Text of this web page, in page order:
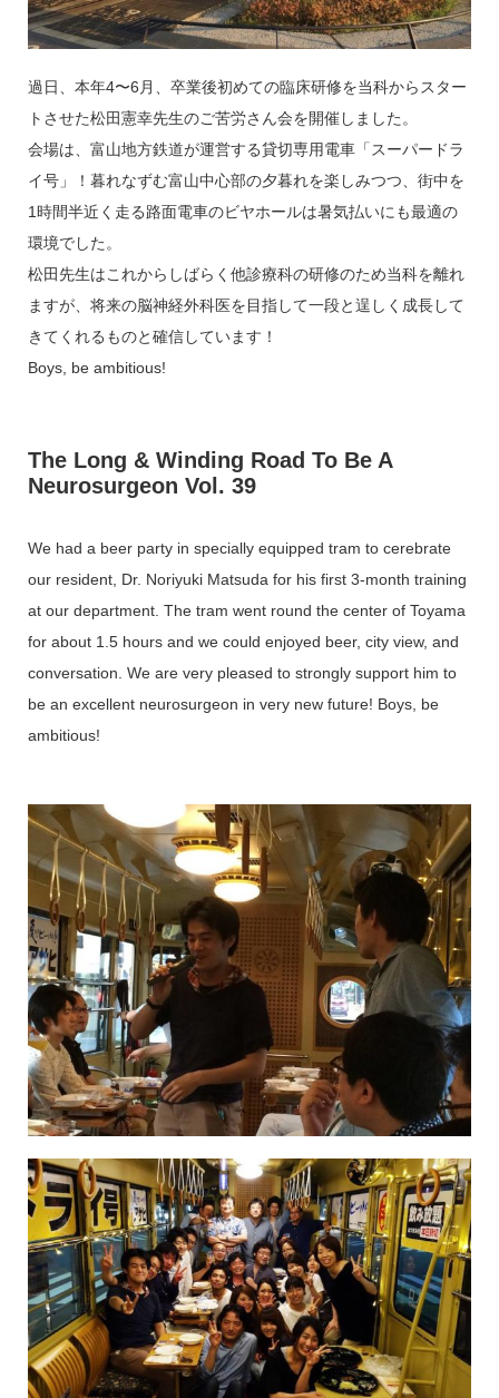
過日、本年4〜6月、卒業後初めての臨床研修を当科からスター
トさせた松田憲幸先生のご苦労さん会を開催しました。
会場は、富山地方鉄道が運営する貸切専用電車「スーパードラ
イ号」！暮れなずむ富山中心部の夕暮れを楽しみつつ、街中を
1時間半近く走る路面電車のビヤホールは暑気払いにも最適の
環境でした。
松田先生はこれからしばらく他診療科の研修のため当科を離れ
ますが、将来の脳神経外科医を目指して一段と逞しく成長して
きてくれるものと確信しています！
Boys, be ambitious!
The Long & Winding Road To Be A
Neurosurgeon Vol. 39
We had a beer party in specially equipped tram to cerebrate
our resident, Dr. Noriyuki Matsuda for his first 3-month training
at our department. The tram went round the center of Toyama
for about 1.5 hours and we could enjoyed beer, city view, and
conversation. We are very pleased to strongly support him to
be an excellent neurosurgeon in very new future! Boys, be
ambitious!